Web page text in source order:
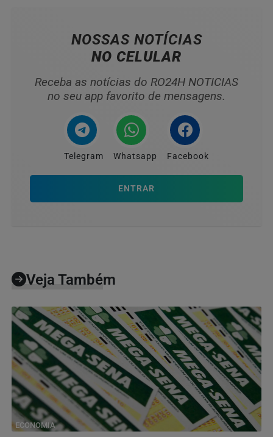
NOSSAS NOTÍCIAS
NO CELULAR
Receba as notícias do RO24H NOTICIAS
no seu app favorito de mensagens.
Telegram Whatsapp Facebook
ENTRAR
Veja Também
ECONOMIA